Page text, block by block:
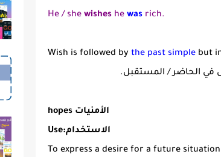
He / she wishes he was rich.
Wish is followed by the past simple but
في الحاضر / المستقبل.
hopes الأمنيات
Use:الاستخدام
To express a desire for a future